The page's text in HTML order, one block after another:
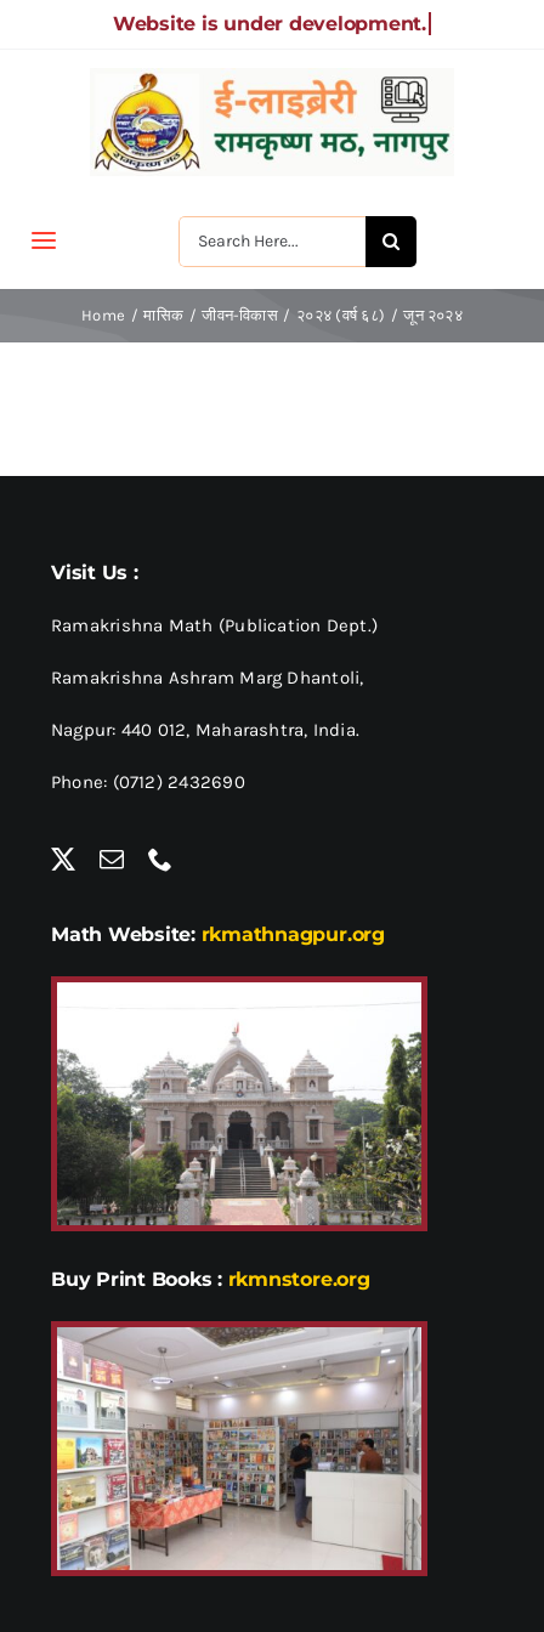
Search
for:
Toggle
Navigation
मुखपृष्ठ
श्रीरामकृष्ण
स्वामी विवेकानन्द
शास्त्र ग्रन्थ
अन्य प्रवर्ग
Home मासिक जीवन-विकास २०२४ (वर्ष ६८) जून २०२४
Visit Us :
Ramakrishna Math (Publication Dept.)
Ramakrishna Ashram Marg Dhantoli,
Nagpur: 440 012, Maharashtra, India.
Phone: (0712) 2432690
Math Website: rkmathnagpur.org
Buy Print Books : rkmnstore.org